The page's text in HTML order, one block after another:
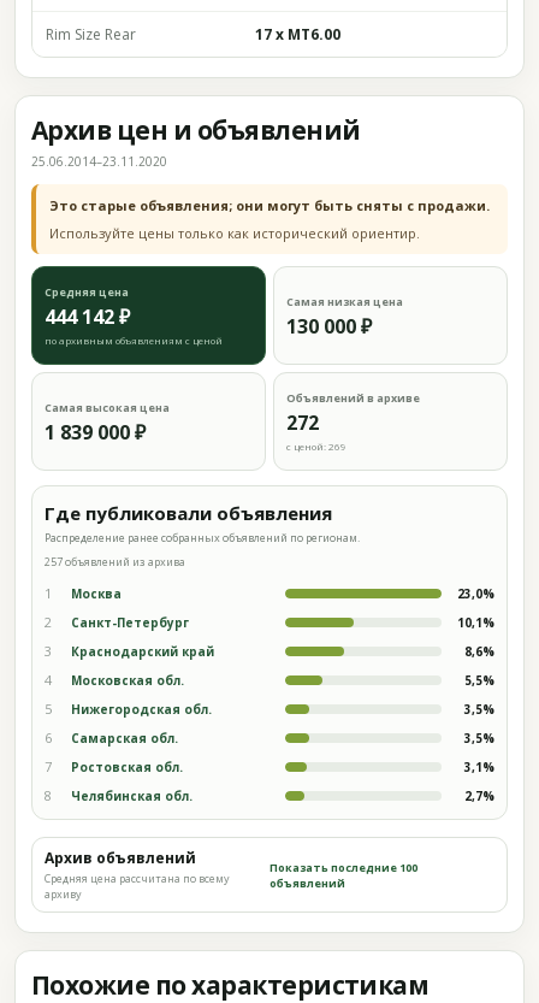
Rim Size Rear 17 x MT6.00
Архив цен и объявлений
25.06.2014–23.11.2020
Это старые объявления; они могут быть сняты с продажи.
Используйте цены только как исторический ориентир.
Средняя цена
444 142 ₽
по архивным объявлениям с ценой
Самая низкая цена
130 000 ₽
Самая высокая цена
1 839 000 ₽
Объявлений в архиве
272
с ценой: 269
Где публиковали объявления
Распределение ранее собранных объявлений по регионам.
257 объявлений из архива
1 Москва 23,0%
2 Санкт-Петербург 10,1%
3 Краснодарский край 8,6%
4 Московская обл. 5,5%
5 Нижегородская обл. 3,5%
6 Самарская обл. 3,5%
7 Ростовская обл. 3,1%
8 Челябинская обл. 2,7%
Архив объявлений
Средняя цена рассчитана по всему
архиву
Показать последние 100
объявлений
Похожие по характеристикам